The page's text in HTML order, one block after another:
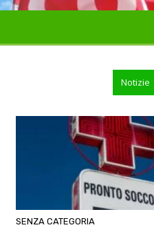
Notizie
SENZA CATEGORIA